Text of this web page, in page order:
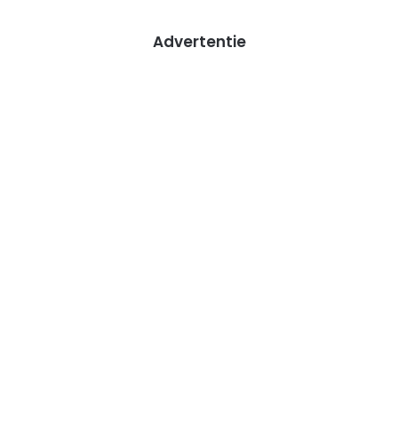
Advertentie